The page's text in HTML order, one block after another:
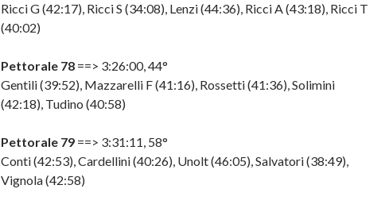
Ricci G (42:17), Ricci S (34:08), Lenzi (44:36), Ricci A (43:18), Ricci T
(40:02)
Pettorale 78 ==> 3:26:00, 44°
Gentili (39:52), Mazzarelli F (41:16), Rossetti (41:36), Solimini
(42:18), Tudino (40:58)
Pettorale 79 ==> 3:31:11, 58°
Conti (42:53), Cardellini (40:26), Unolt (46:05), Salvatori (38:49),
Vignola (42:58)